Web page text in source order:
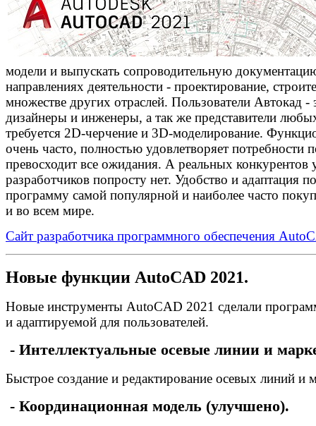
модели и выпускать сопроводительную
направлениях деятельности - проектирование,
множестве других отраслей. Пользователи Автокад
дизайнеры и инженеры, а так же представители
требуется 2D-черчение и 3D-моделирование.
очень часто, полностью удовлетворяет потребности
превосходит все ожидания. А реальных
разработчиков попросту нет. Удобство и адаптация
программу самой популярной и наиболее часто
и во всем мире.
Сайт разработчика программного обеспечения
Новые функции AutoCAD 2021.
Новые инструменты AutoCAD 2021 сделали
и адаптируемой для пользователей.
- Интеллектуальные осевые линии и
Быстрое создание и редактирование осевых линий и
- Координационная модель (улучшено).